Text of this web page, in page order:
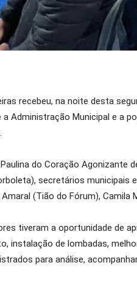
recebeu, na noite desta
Administração Municipal e a
do Coração
secretários
(Tião do Fórum), Camila
tiveram a oportunidade de
instalação de lombadas,
para análise,